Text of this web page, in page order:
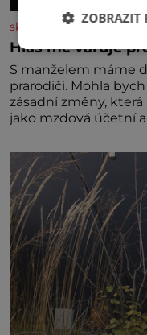
skutecnepribehy.cz
Hlas mě varuje
S manželem máme
prarodiči. Mohla
zásadní změny,
jako mzdová účetní
máme vnoučata, mi
pomoc, co se hlídání
ZOBRAZIT